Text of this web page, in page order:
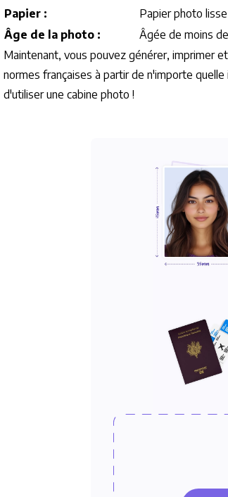
Papier :
Papier photo
Âge de la photo :
Âgée de moins
Maintenant, vous pouvez générer, imprimer
normes françaises à partir de n'importe
d'utiliser une cabine photo !